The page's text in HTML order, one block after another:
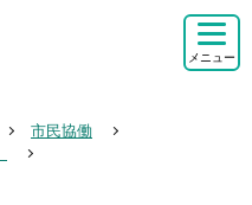
メニュー
市民協働